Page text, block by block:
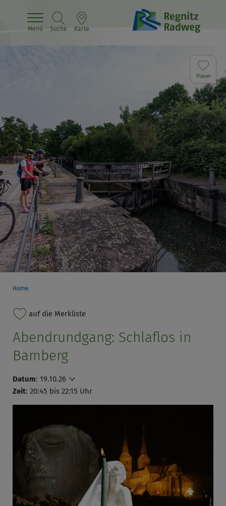
Menü Suche Karte
Planer
Home
auf die Merkliste
Abendrundgang: Schlaflos in
Bamberg
Datum: 19.10.26
Zeit: 20:45 bis 22:15 Uhr